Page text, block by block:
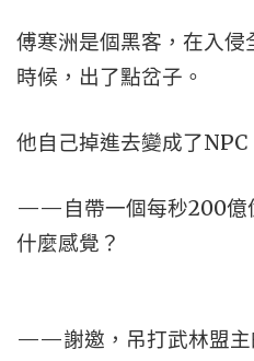
傅寒洲是個黑客，在入
時候，出了點岔子。
他自己掉進去變成了NPC
——自帶一個每秒200億
什麼感覺？
——謝邀，吊打武林盟主